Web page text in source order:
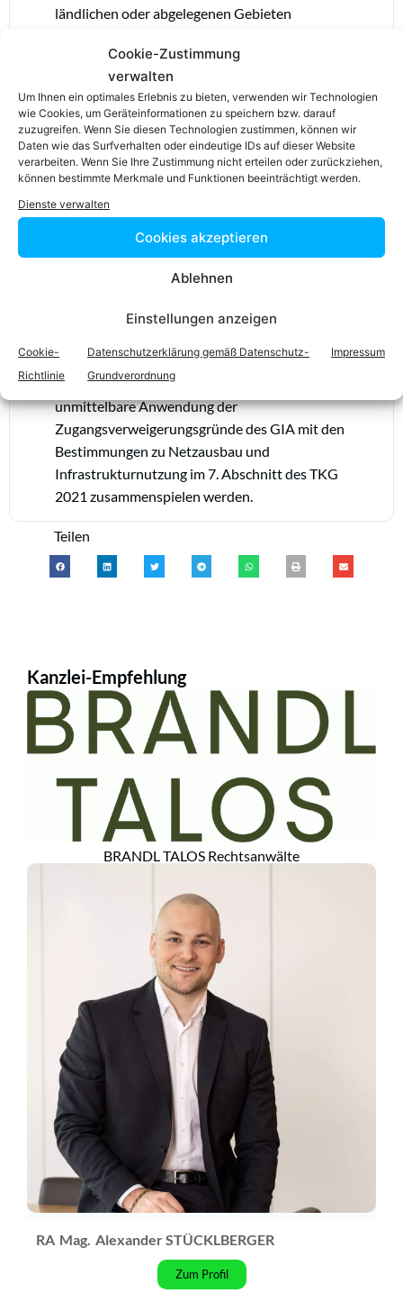
Cookie-Zustimmung
verwalten
Um Ihnen ein optimales Erlebnis zu bieten, verwenden wir Technologien
wie Cookies, um Geräteinformationen zu speichern bzw. darauf
zuzugreifen. Wenn Sie diesen Technologien zustimmen, können wir
Daten wie das Surfverhalten oder eindeutige IDs auf dieser Website
verarbeiten. Wenn Sie Ihre Zustimmung nicht erteilen oder zurückziehen,
können bestimmte Merkmale und Funktionen beeinträchtigt werden.
Dienste verwalten
Cookies akzeptieren
Ablehnen
Einstellungen anzeigen
Cookie-
Richtlinie
Datenschutzerklärung gemäß Datenschutz-
Grundverordnung
Impressum
ländlichen oder abgelegenen Gebieten
3 Fazit
Ob der GIA tatsächlich eine Beschleunigung
des Telekom-Ausbaus bewirkt, wird sich zeigen.
Fest steht, dass zB Genehmigungsfiktionen
Genehmigungsanträge bei einer zentralen
Informationsstelle einzubringen, die nicht die
hingegen Verfahren unnötig zu
Erweiterungdes Zugangs auf physische
Infrastrukturen öffentlicher Stellen und die
unmittelbare Anwendung der
Zugangsverweigerungsgründe des GIA mit den
Bestimmungen zu Netzausbau und
Infrastrukturnutzung im 7. Abschnitt des TKG
2021 zusammenspielen werden.
Teilen
Kanzlei-Empfehlung
BRANDL TALOS Rechtsanwälte
RA Mag. Alexander STÜCKLBERGER
Zum Profil